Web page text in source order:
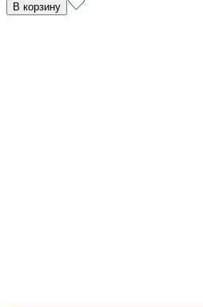
В корзину